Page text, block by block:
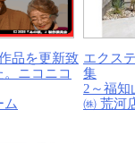
品を更新致
。ニコニコ
ム
エクス
集
2～福知
㈱ 荒河